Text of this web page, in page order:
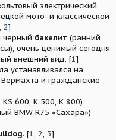
электрический
мото- и классической
, 2]
черный бакелит (ранний
очень ценимый сегодня
внешний вид. [1]
устанавливался на
и гражданские
600, K 500, K 800)
BMW R75 «Сахара»)
. [1, 2, 3]